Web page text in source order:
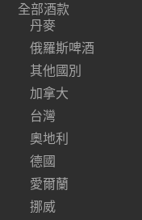
全部酒款
丹麥
俄羅斯啤酒
其他國別
加拿大
台灣
奧地利
德國
愛爾蘭
挪威